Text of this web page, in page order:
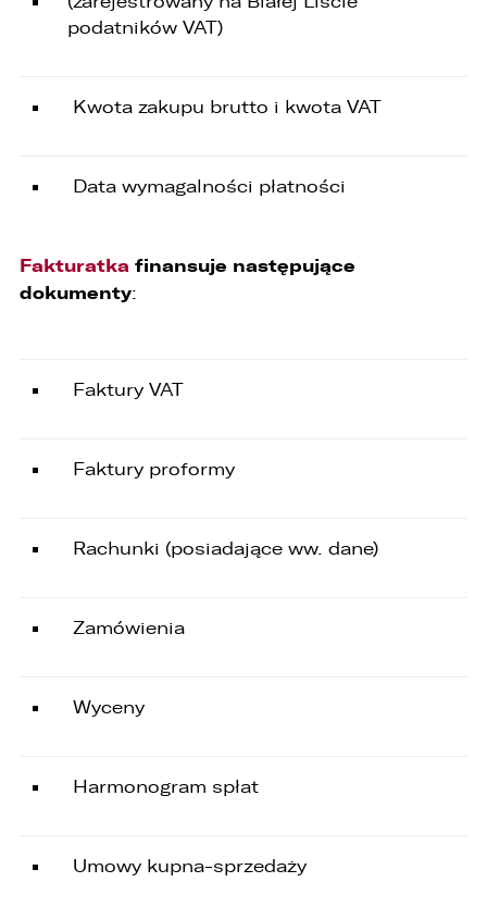
podatników VAT)
Kwota zakupu brutto i kwota VAT
Data wymagalności płatności
Fakturatka finansuje następujące
dokumenty:
Faktury VAT
Faktury proformy
Rachunki (posiadające ww. dane)
Zamówienia
Wyceny
Harmonogram spłat
Umowy kupna-sprzedaży
6. Administrator nie przekazuje danych
osobowych do państwa trzeciego lub